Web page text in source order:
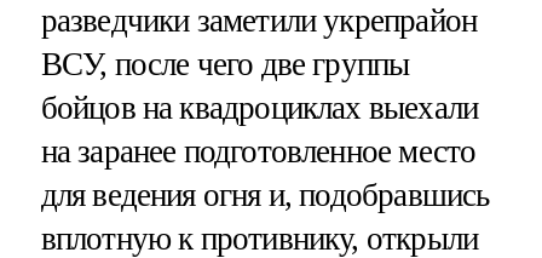
разведчики заметили укрепрайон
ВСУ, после чего две группы
бойцов на квадроциклах выехали
на заранее подготовленное место
для ведения огня и, подобравшись
вплотную к противнику, открыли